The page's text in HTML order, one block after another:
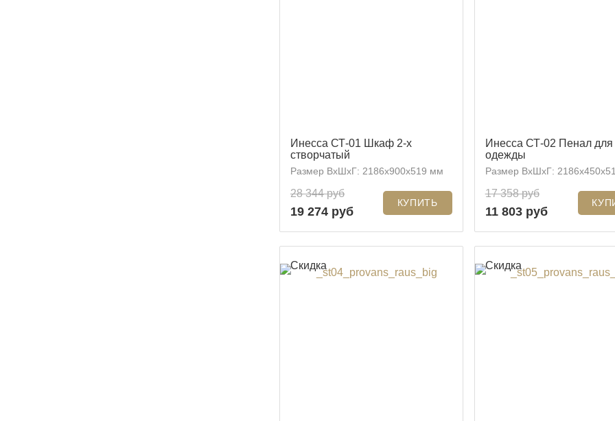
Инесса СТ-01 Шкаф 2-х
створчатый
Размер ВхШхГ: 2186x900x519 мм
28 344 руб
19 274 руб
Инесса СТ-02 Пенал для
одежды
Размер ВхШхГ:
17 358 руб
11 803 руб
Скидка Скидка